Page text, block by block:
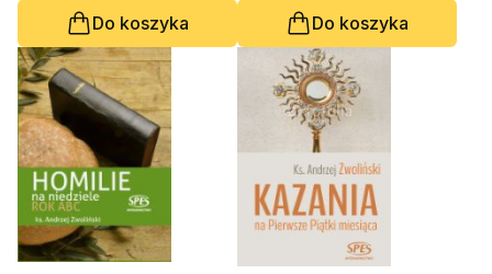
Do koszyka
Do koszyka